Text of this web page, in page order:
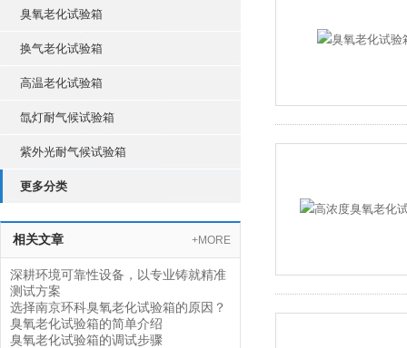
臭氧老化试验箱
换气老化试验箱
高温老化试验箱
氙灯耐气候试验箱
紫外光耐气候试验箱
更多分类
相关文章 +MORE
深耕环境可靠性设备，以专业铸就精准
测试方案
选择南京环科臭氧老化试验箱的原因？
臭氧老化试验箱的简单介绍
臭氧老化试验箱的调试步骤